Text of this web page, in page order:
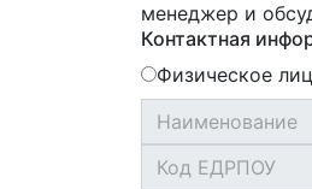
менеджер и
Контактная
Физическое